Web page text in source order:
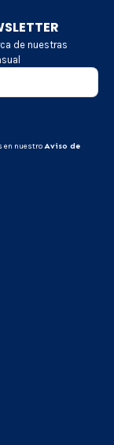
de nuestras
en nuestroAviso de